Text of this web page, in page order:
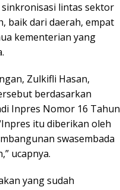
lintas sektor
baik dari daerah, empat
kementerian yang
Zulkifli Hasan,
berdasarkan
Inpres Nomor 16 Tahun
itu diberikan oleh
swasembada
ucapnya.
yang sudah